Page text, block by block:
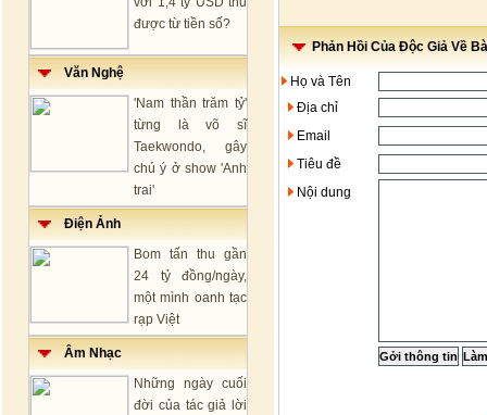
được từ tiền số?
Văn Nghệ
'Nam thần trăm tỷ'
từng là võ sĩ
Taekwondo, gây
chú ý ở show 'Anh
trai'
Điện Ảnh
Bom tấn thu gần
24 tỷ đồng/ngày,
một mình oanh tạc
rạp Việt
Âm Nhạc
Những ngày cuối
đời của tác giả lời
Phản Hồi Của Độc Giả Về
Họ và Tên
Địa chỉ
Email
Tiêu đề
Nội dung